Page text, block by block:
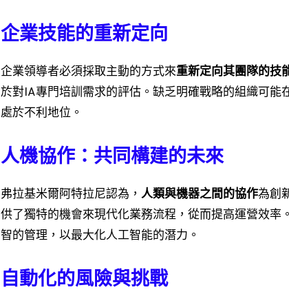
企業技能的重新定向
企業領導者必須採取主動的方式來重新定向其團隊的技
於對IA專門培訓需求的評估。缺乏明確戰略的組織可能
處於不利地位。
人機協作：共同構建的未來
弗拉基米爾·阿特拉尼認為，人類與機器之間的協作為創
供了獨特的機會來現代化業務流程，從而提高運營效率
智的管理，以最大化人工智能的潛力。
自動化的風險與挑戰